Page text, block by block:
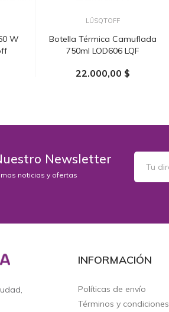
W
LÜSQTOFF
Botella Térmica Camuflada
750ml LOD606 LQF
22.000,00 $
Newsletter
noticias y ofertas
INFORMACIÓN
Políticas de envío
Términos y condiciones